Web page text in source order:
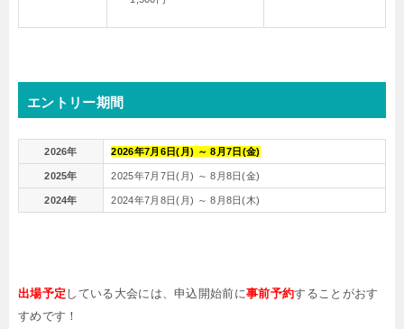
エントリー期間
2026年 2026年7月 6日(月) ～8 月7日(金)
2025年 2025年7月7日(月) ～ 8月8日(金)
2024年 2024年7月8日(月) ～ 8月8日(木)
出場予定 している大会には、申込開始前に事前予約することがおす
すめです！